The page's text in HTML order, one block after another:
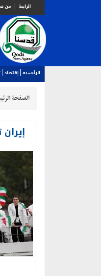
الرابط من
الرئيسية إقتصاد
الصفحة